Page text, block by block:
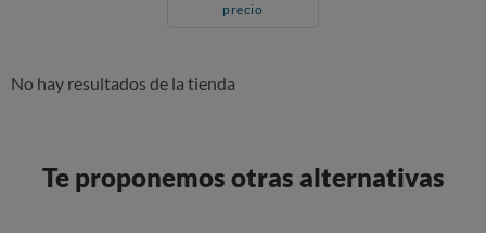
precio
No hay resultados de la tienda
Te proponemos otras alternativas